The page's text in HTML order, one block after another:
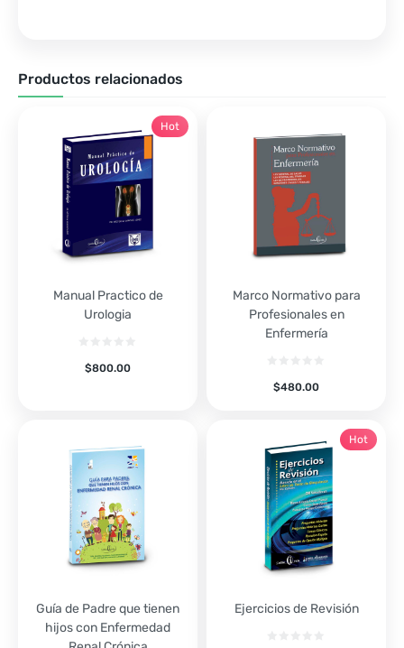
Productos relacionados
Manual Practico de
Urologia
$800.00
Hot
Marco Normativo para
Profesionales en
Enfermería
$480.00
Guía de Padre que tienen
hijos con Enfermedad
Ejercicios de Revisión
Hot